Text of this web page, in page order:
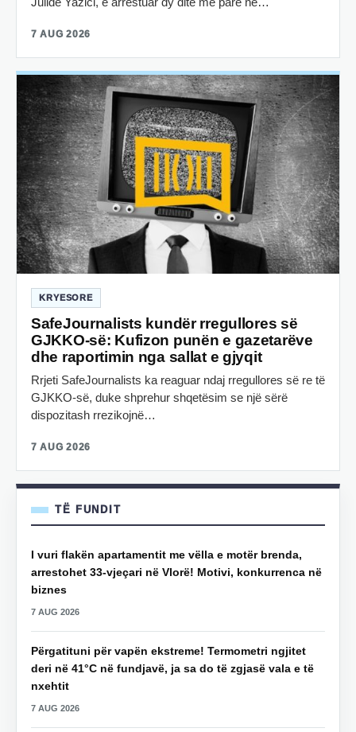
7 AUG 2026
KRYESORE
SafeJournalists kundër rregullores së
GJKKO-së: Kufizon punën e gazetarëve
dhe raportimin nga sallat e gjyqit
Rrjeti SafeJournalists ka reaguar ndaj rregullores së re të
GJKKO-së, duke shprehur shqetësim se një sërë
dispozitash rrezikojnë…
7 AUG 2026
TË FUNDIT
I vuri flakën apartamentit me vëlla e motër brenda,
arrestohet 33-vjeçari në Vlorë! Motivi, konkurrenca në
biznes
7 AUG 2026
Përgatituni për vapën ekstreme! Termometri ngjitet
deri në 41°C në fundjavë, ja sa do të zgjasë vala e të
nxehtit
7 AUG 2026